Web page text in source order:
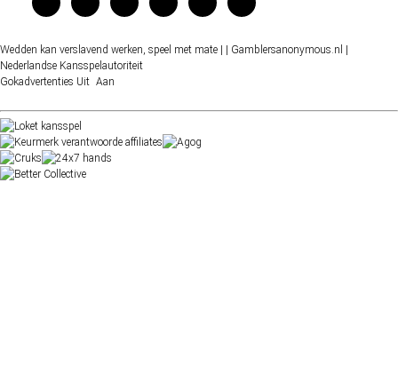
Wedden kan verslavend werken, speel met mate | | Gamblersanonymous.nl
Nederlandse Kansspelautoriteit
Gokadvertenties Uit Aan